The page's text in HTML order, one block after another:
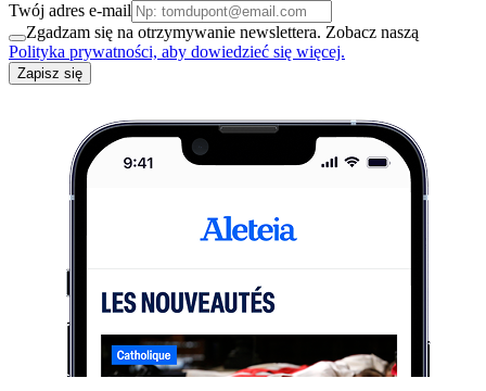
Twój adres e-mail
Zgadzam się na otrzymywanie newslettera. Zobacz naszą
Polityka prywatności, aby dowiedzieć się więcej.
Zapisz się